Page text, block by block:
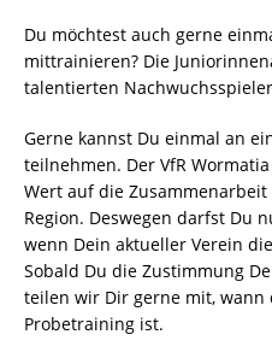
Du möchtest auch gerne
mittrainieren? Die
talentierten
Gerne kannst Du einmal an
teilnehmen. Der VfR
Wert auf die
Region. Deswegen darfst Du
wenn Dein aktueller Verein
Sobald Du die Zustimmung
teilen wir Dir gerne mit,
Probetraining ist.